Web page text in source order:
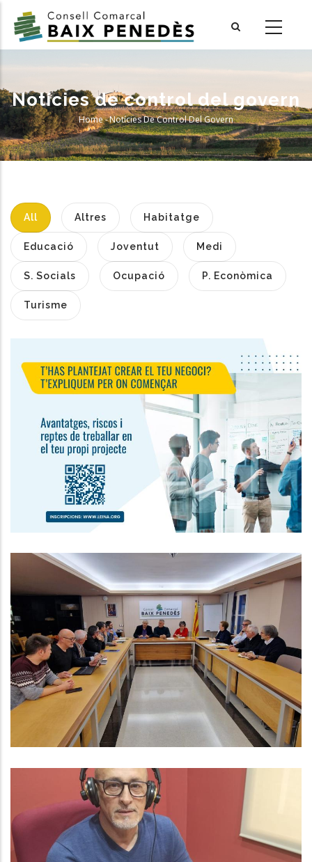
main
Notícies de control del govern
Breadcrumb
Home-Notícies De Control Del Govern
All Altres Habitatge
Educació Joventut Medi
S. Socials Ocupació P. Econòmica
Turisme
Jornada De Sensibilització A
L'emprenedoria
Ocupació
Reunió Del Consell D'Alcaldes
Amb La Secretària D'Afers Socials
I Famílies, Sra. Carolina Homar
Cruz
S. socials
ENTREVISTA A AMADEU BENACH.
GRUP LOCAL D'ERC AL CONSELL